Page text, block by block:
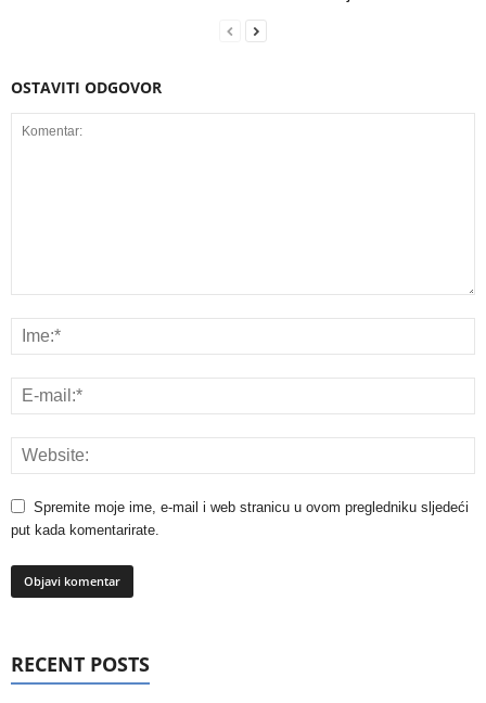
OSTAVITI ODGOVOR
Spremite moje ime, e-mail i web stranicu u ovom pregledniku sljedeći
put kada komentarirate.
RECENT POSTS